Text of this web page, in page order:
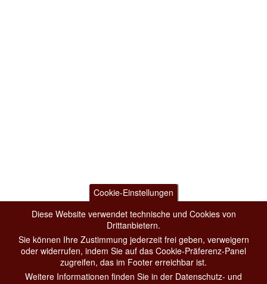
Cookie-Einstellungen
Diese Website verwendet technische und Cookies von
Drittanbietern.
Sie können Ihre Zustimmung jederzeit frei geben, verweigern
oder widerrufen, indem Sie auf das Cookie-Präferenz-Panel
zugreifen, das im Footer erreichbar ist.
Weitere Informationen finden Sie in der Datenschutz- und